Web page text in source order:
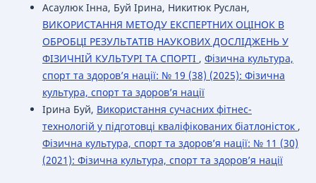
Асаулюк Інна, Буй Ірина, Никитюк Руслан,
ВИКОРИСТАННЯ МЕТОДУ ЕКСПЕРТНИХ ОЦІНОК В
ОБРОБЦІ РЕЗУЛЬТАТІВ НАУКОВИХ ДОСЛІДЖЕНЬ У
ФІЗИЧНІЙ КУЛЬТУРІ ТА СПОРТІ , Фізична культура,
спорт та здоров’я нації: № 19 (38) (2025): Фізична
культура, спорт та здоров’я нації
Ірина Буй, Використання сучасних фітнес-
технологій у підготовці кваліфікованих біатлоністок ,
Фізична культура, спорт та здоров’я нації: № 11 (30)
(2021): Фізична культура, спорт та здоров’я нації